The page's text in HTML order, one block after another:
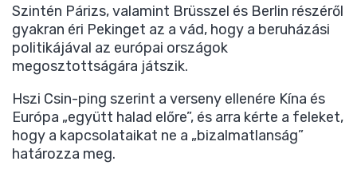
Szintén Párizs, valamint Brüsszel és Berlin részéről
gyakran éri Pekinget az a vád, hogy a beruházási
politikájával az európai országok
megosztottságára játszik.
Hszi Csin-ping szerint a verseny ellenére Kína és
Európa „együtt halad előre”, és arra kérte a feleket,
hogy a kapcsolataikat ne a „bizalmatlanság”
határozza meg.